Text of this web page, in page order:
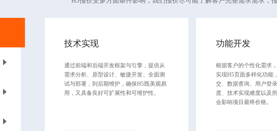
技术实现
通过前端和后端开发框架与引擎，提供从
需求分析、原型设计、敏捷开发、全面测
试与部署，到后期维护，确保H5既美观易
用，又具备良好可扩展性和可维护性。
功能开发
根据客户的个性化需求
实现H5页面多样化功能
交、数据查询、用户登
度、技术实现难度以及
会影响项目最终价格。